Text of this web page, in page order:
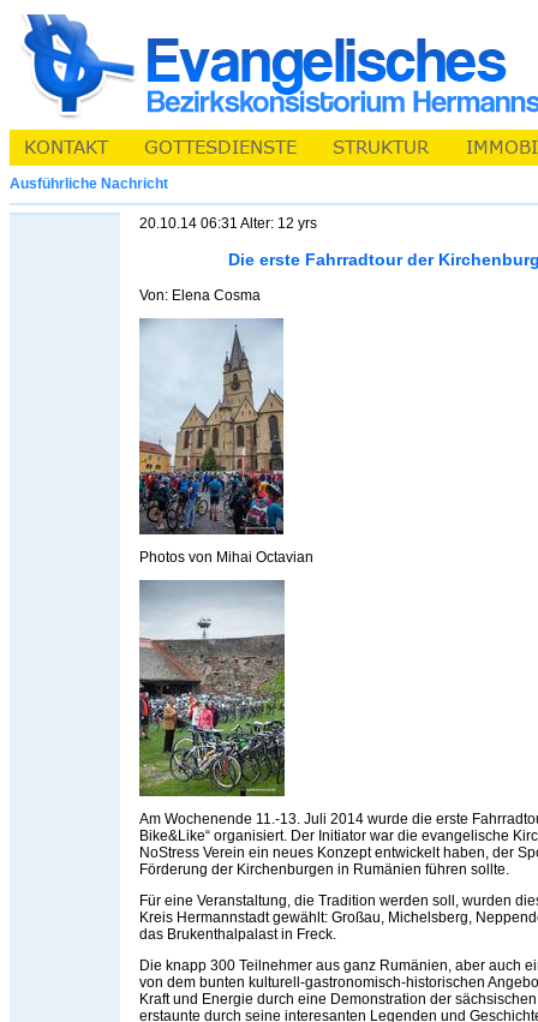
Ausführliche Nachricht
20.10.14 06:31 Alter: 12 yrs
Die erste Fahrradtour der
Von: Elena Cosma
Photos von Mihai Octavian
Am Wochenende 11.-13. Juli 2014 wurde die erste
Bike&Like“ organisiert. Der Initiator war die evangelische
NoStress Verein ein neues Konzept entwickelt haben, der
Förderung der Kirchenburgen in Rumänien führen sollte.
Für eine Veranstaltung, die Tradition werden soll, wurden
Kreis Hermannstadt gewählt: Großau, Michelsberg,
das Brukenthalpalast in Freck.
Die knapp 300 Teilnehmer aus ganz Rumänien, aber auch
von dem bunten kulturell-gastronomisch-historischen
Kraft und Energie durch eine Demonstration der
erstaunte durch seine interesanten Legenden und